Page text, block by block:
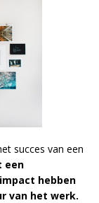
succes van een
een
hebben
van het werk.